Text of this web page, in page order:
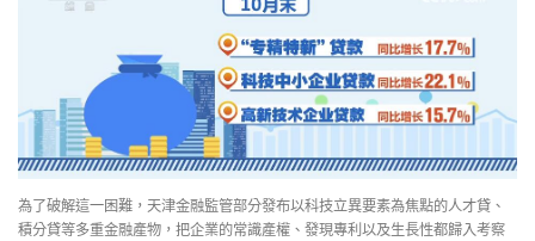
為了破解這一困難，天津金融監管部分發布以科技立異要素為焦點的人才貸、
積分貸等多重金融產物，把企業的常識產權、發現專利以及生長性都歸入考察